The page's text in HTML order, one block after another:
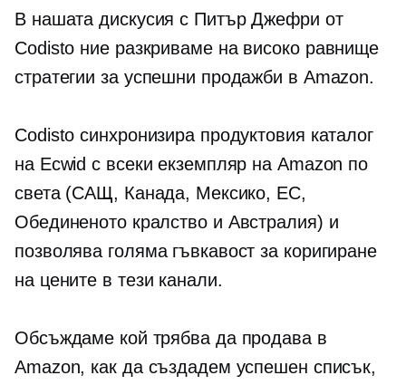
В нашата дискусия с Питър Джефри от
Codisto ние разкриваме на високо равнище
стратегии за успешни продажби в Amazon.
Codisto синхронизира продуктовия каталог
на Ecwid с всеки екземпляр на Amazon по
света (САЩ, Канада, Мексико, ЕС,
Обединеното кралство и Австралия) и
позволява голяма гъвкавост за коригиране
на цените в тези канали.
Обсъждаме кой трябва да продава в
Amazon, как да създадем успешен списък,